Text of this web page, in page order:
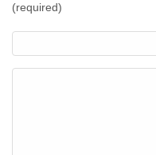
(required)